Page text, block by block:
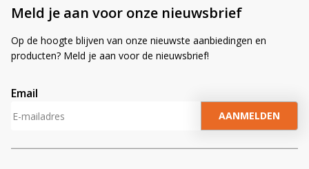
Meld je aan voor onze nieuwsbrief
Op de hoogte blijven van onze nieuwste aanbiedingen en
producten? Meld je aan voor de nieuwsbrief!
Email
A
t